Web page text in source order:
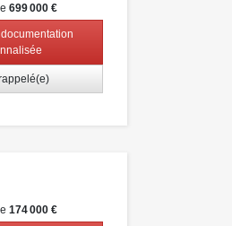
699 000 €
174 000 €